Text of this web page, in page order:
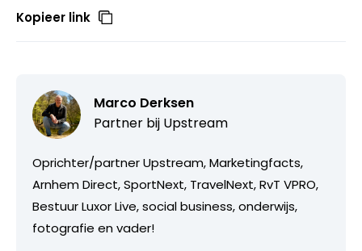
Kopieer link
Marco Derksen
Partner bij Upstream
Oprichter/partner Upstream, Marketingfacts,
Arnhem Direct, SportNext, TravelNext, RvT VPRO,
Bestuur Luxor Live, social business, onderwijs,
fotografie en vader!